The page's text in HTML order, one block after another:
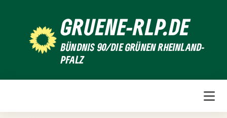
GRUENE-RLP.DE
BÜNDNIS 90/DIE GRÜNEN RHEINLAND-
PFALZ